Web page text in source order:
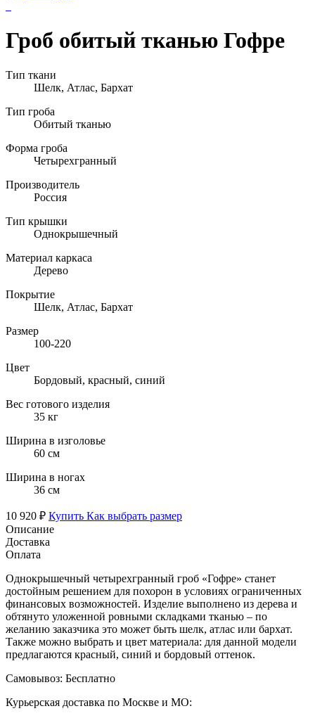
Гроб обитый тканью Гофре
Тип ткани
Шелк, Атлас, Бархат
Тип гроба
Обитый тканью
Форма гроба
Четырехгранный
Производитель
Россия
Тип крышки
Однокрышечный
Материал каркаса
Дерево
Покрытие
Шелк, Атлас, Бархат
Размер
100-220
Цвет
Бордовый, красный, синий
Вес готового изделия
35 кг
Ширина в изголовье
60 см
Ширина в ногах
36 см
10 920 ₽ Купить Как выбрать размер
Описание
Доставка
Оплата
Однокрышечный четырехгранный гроб «Гофре» станет
достойным решением для похорон в условиях ограниченных
финансовых возможностей. Изделие выполнено из дерева и
обтянуто уложенной ровными складками тканью – по
желанию заказчика это может быть шелк, атлас или бархат.
Также можно выбрать и цвет материала: для данной модели
предлагаются красный, синий и бордовый оттенок.
Самовывоз: Бесплатно
Курьерская доставка по Москве и МО: